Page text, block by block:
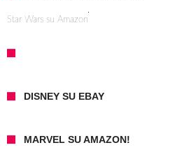
Star Wars su Amazon
DISNEY SU EBAY
MARVEL SU AMAZON!